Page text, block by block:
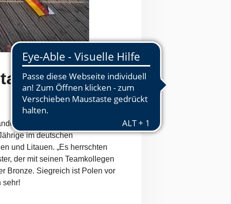
verkündet Timon
im deutschen
und Litauen. „Es herrschten
der mit seinen Teamkollegen
Bronze. Siegreich ist Polen vor
sehr!